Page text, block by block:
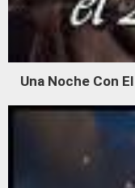
Una Noche Con